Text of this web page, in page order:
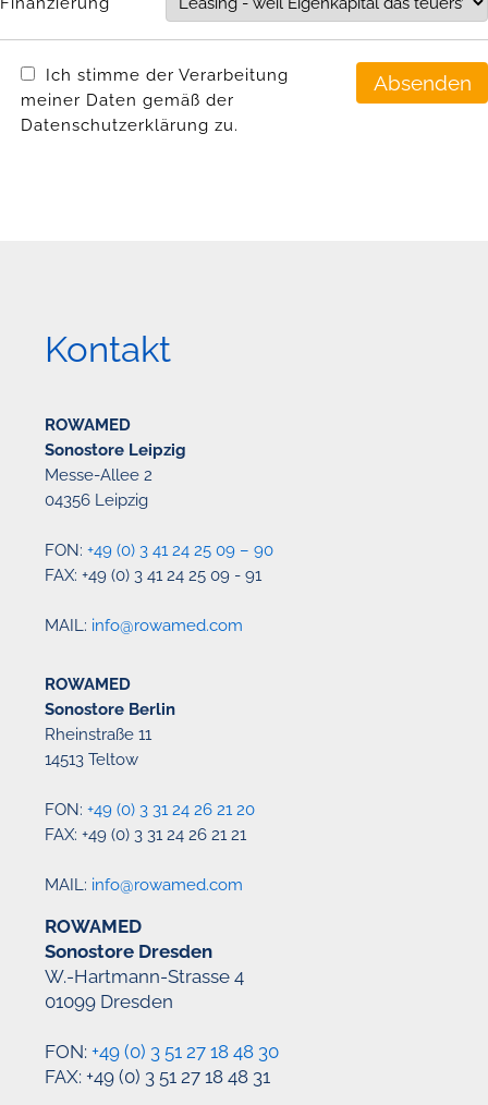
Ich stimme der Verarbeitung
meiner Daten gemäß der
Datenschutzerklärung zu.
Kontakt
ROWAMED
Sonostore Leipzig
Messe-Allee 2
04356 Leipzig
FON:+49 (0) 3 41 24 25 09 – 90
FAX: +49 (0) 3 41 24 25 09 - 91
MAIL: info@rowamed.com
ROWAMED
Sonostore Berlin
Rheinstraße 11
14513 Teltow
FON:+49 (0) 3 31 24 26 21 20
FAX: +49 (0) 3 31 24 26 21 21
MAIL: info@rowamed.com
ROWAMED
Sonostore Dresden
W.-Hartmann-Strasse 4
01099 Dresden
FON:+49 (0) 3 51 27 18 48 30
FAX: +49 (0) 3 51 27 18 48 31